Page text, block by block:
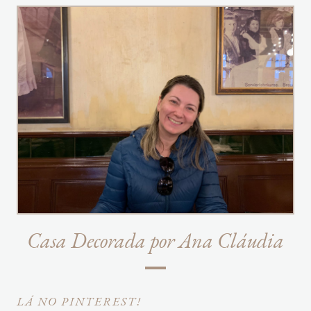
Casa Decorada por Ana Cláudia
LÁ NO PINTEREST!